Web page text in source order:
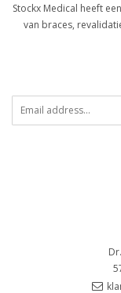
Stockx Medical heeft
van braces,